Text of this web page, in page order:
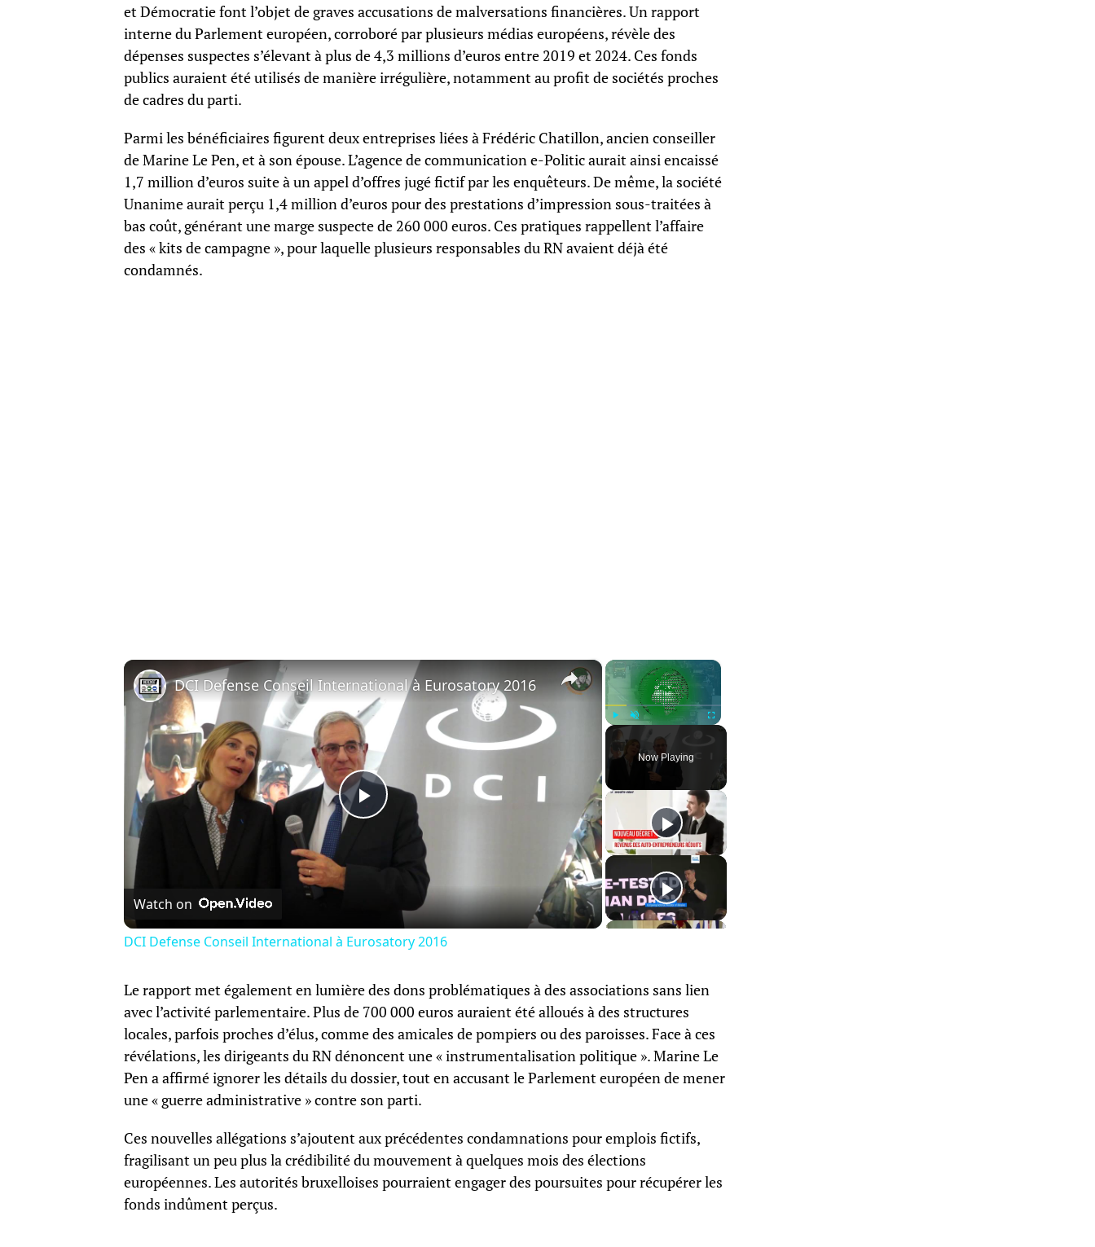
et Démocratie font l’objet de graves accusations de malversations financières. Un rapport
interne du Parlement européen, corroboré par plusieurs médias européens, révèle des
dépenses suspectes s’élevant à plus de 4,3 millions d’euros entre 2019 et 2024. Ces fonds
publics auraient été utilisés de manière irrégulière, notamment au profit de sociétés proches
de cadres du parti.
Parmi les bénéficiaires figurent deux entreprises liées à Frédéric Chatillon, ancien conseiller
de Marine Le Pen, et à son épouse. L’agence de communication e-Politic aurait ainsi encaissé
1,7 million d’euros suite à un appel d’offres jugé fictif par les enquêteurs. De même, la société
Unanime aurait perçu 1,4 million d’euros pour des prestations d’impression sous-traitées à
bas coût, générant une marge suspecte de 260 000 euros. Ces pratiques rappellent l’affaire
des « kits de campagne », pour laquelle plusieurs responsables du RN avaient déjà été
condamnés.
×
Play Fullscreen
Now Playing
×
Play
Video
DCI Defense Conseil International à Eurosatory 2016
Watch on
DCI Defense Conseil International à Eurosatory 2016
Le rapport met également en lumière des dons problématiques à des associations sans lien
avec l’activité parlementaire. Plus de 700 000 euros auraient été alloués à des structures
locales, parfois proches d’élus, comme des amicales de pompiers ou des paroisses. Face à ces
révélations, les dirigeants du RN dénoncent une « instrumentalisation politique ». Marine Le
Pen a affirmé ignorer les détails du dossier, tout en accusant le Parlement européen de mener
une « guerre administrative » contre son parti.
Ces nouvelles allégations s’ajoutent aux précédentes condamnations pour emplois fictifs,
fragilisant un peu plus la crédibilité du mouvement à quelques mois des élections
européennes. Les autorités bruxelloises pourraient engager des poursuites pour récupérer les
fonds indûment perçus.